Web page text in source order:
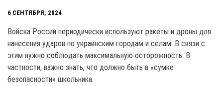
6 СЕНТЯБРЯ, 2024
Войска России периодически используют ракеты и дроны для
нанесения ударов по украинским городам и селам. В связи с
этим нужно соблюдать максимальную осторожность. В
частности, важно знать, что должно быть в «сумке
безопасности» школьника.